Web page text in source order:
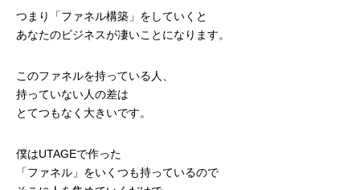
つまり「ファネル構築」をしていくと
あなたのビジネスが凄いことになります。
このファネルを持っている人、
持っていない人の差は
とてつもなく大きいです。
僕はUTAGEで作った
「ファネル」をいくつも持っているので